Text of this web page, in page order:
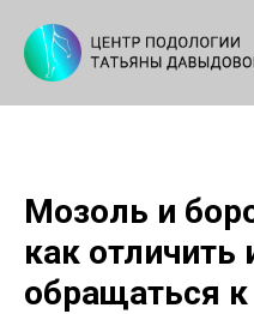
Мозоль и
как отличить
обращаться